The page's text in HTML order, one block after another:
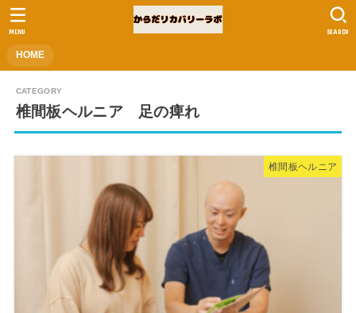
HOME
SEARCH
MENU
椎間板ヘルニア 足の痺れ
椎間板ヘルニア